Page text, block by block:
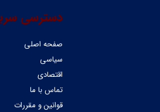
دسترسی
صفحه اصلی
سیاسی
اقتصادی
تماس با ما
قوانین و مقررات